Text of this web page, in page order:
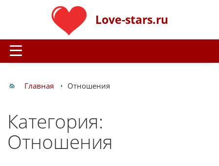
Love-stars.ru
Главная Отношения
Категория:
Отношения